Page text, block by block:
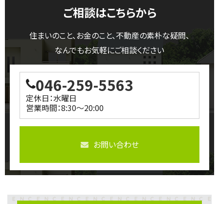
ご相談はこちらから
住まいのこと、お金のこと、不動産の素朴な疑問、
なんでもお気軽にご相談ください
046-259-5563
定休日：水曜日
営業時間：8:30～20:00
お問い合わせ